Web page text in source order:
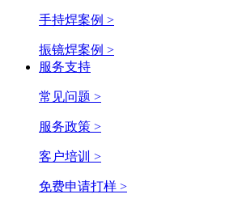
手持焊案例 >
振镜焊案例 >
服务支持
常见问题 >
服务政策 >
客户培训 >
免费申请打样 >